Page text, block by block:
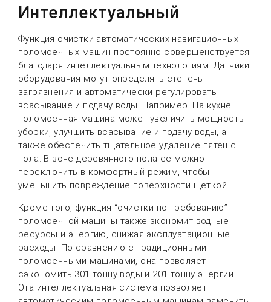
Интеллектуальный
Функция очистки автоматических навигационных
поломоечных машин постоянно совершенствуется
благодаря интеллектуальным технологиям. Датчики
оборудования могут определять степень
загрязнения и автоматически регулировать
всасывание и подачу воды. Например: На кухне
поломоечная машина может увеличить мощность
уборки, улучшить всасывание и подачу воды, а
также обеспечить тщательное удаление пятен с
пола. В зоне деревянного пола ее можно
переключить в комфортный режим, чтобы
уменьшить повреждение поверхности щеткой.
Кроме того, функция “очистки по требованию”
поломоечной машины также экономит водные
ресурсы и энергию, снижая эксплуатационные
расходы. По сравнению с традиционными
поломоечными машинами, она позволяет
сэкономить 301 тонну воды и 201 тонну энергии.
Эта интеллектуальная система позволяет